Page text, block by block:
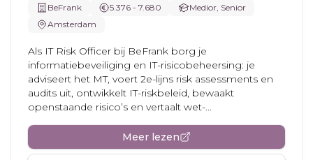
BeFrank 5.376 - 7.680
Medior, Senior
Amsterdam
Als IT Risk Officer bij BeFrank borg je
informatiebeveiliging en IT-risicobeheersing: je
adviseert het MT, voert 2e-lijns risk assessments en
audits uit, ontwikkelt IT-riskbeleid, bewaakt
openstaande risico’s en vertaalt wet-...
Meer lezen